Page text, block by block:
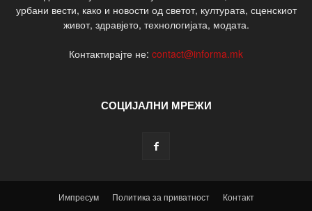
урбани вести, како и новости од светот, културата, сценскиот
живот, здравјето, технологијата, модата.
Контактирајте не: contact@informa.mk
СОЦИЈАЛНИ МРЕЖИ
Импресум Политика за приватност Контакт